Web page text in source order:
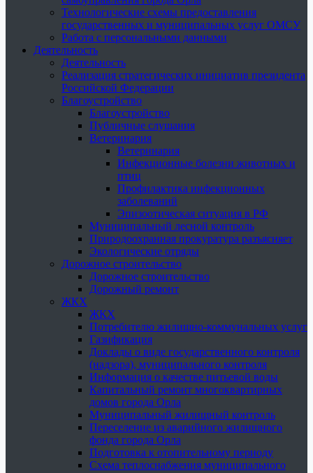
Технологические схемы предоставления
государственных и муниципальных услуг ОМСУ
Работа с персональными данными
Деятельность
Деятельность
Реализация стратегических инициатив президента
Российской Федерации
Благоустройство
Благоустройство
Публичные слушания
Ветеринария
Ветеринария
Инфекционные болезни животных и
птиц
Профилактика инфекционных
заболеваний
Эпизоотическая ситуация в РФ
Муниципальный лесной контроль
Природоохранная прокуратура разъясняет
Экологические отряды
Дорожное строительство
Дорожное строительство
Дорожный ремонт
ЖКХ
ЖКХ
Потребителю жилищно-коммунальных услуг
Газификация
Доклады о виде государственного контроля
(надзора), муниципального контроля
Информация о качестве питьевой воды
Капитальный ремонт многоквартирных
домов города Орла
Муниципальный жилищный контроль
Переселение из аварийного жилищного
фонда города Орла
Подготовка к отопительному периоду
Схема теплоснабжения муниципального